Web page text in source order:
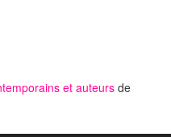
et auteurs de